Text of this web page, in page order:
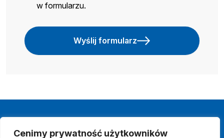
Cenimy prywatność użytkowników
w formularzu.
Wyślij formularz